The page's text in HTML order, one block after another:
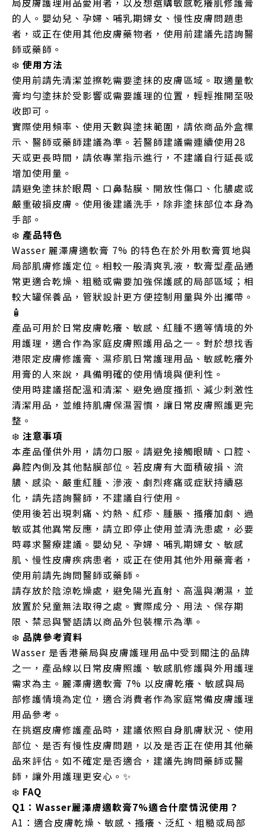
的人。嬰幼兒、孕婦、哺乳期婦女、慢性皮膚問題患
者，或正在使用其他皮膚藥物者，使用前建議先諮詢醫
師或藥師。
❄️ 使用方法
使用前請先清潔並擦乾需要塗抹的皮膚區域。取適量軟
膏均勻塗抹於受影響或需要護理的位置，輕輕推開至吸
收即可。
實際使用頻率、使用天數與塗抹範圍，請依商品外盒標
示、醫師或藥師建議為準。若醫師建議需連續使用28
天或更長時間，請依專業指示進行，不建議自行延長或
增加使用量。
請避免塗抹於眼周、口鼻黏膜、開放性傷口、化膿處或
嚴重破損皮膚。使用後建議洗手，除非塗抹部位本身為
手部。
❄️ 產品特色
Wasser 麗澤膚適軟膏 7% 的特色在於外用軟膏質地與
局部肌膚修護定位。相較一般清爽乳液，軟膏型產品通
常更適合乾燥、粗糙或需要加強保護感的局部區域；相
較大罐保養品，管狀設計更方便控制用量與外出攜帶。
🧴
產品可用於日常皮膚乾癢、敏感、紅腫不適等情境的外
用護理，適合作為家庭皮膚照護用品之一。對於想找香
港限定皮膚修護膏、濕疹肌日常護理用品、敏感乾癢外
用膏的人來說，具備明確的使用情境與便利性。
使用時建議搭配溫和清潔、避免過度搔抓、減少刺激性
清潔用品，並維持肌膚保濕習慣，讓日常皮膚照護更完
整。
❄️ 注意事項
本產品僅供外用，請勿口服。請避免接觸眼睛、口腔、
鼻腔內側及其他黏膜部位。若皮膚有大面積破損、流
膿、感染、嚴重紅腫、滲液、劇烈疼痛或症狀持續惡
化，請先諮詢醫師，不建議自行使用。
使用後若出現刺痛、灼熱、紅疹、腫脹、搔癢加劇、過
敏或其他異常反應，請立即停止使用並清洗患處，必要
時尋求醫療建議。嬰幼兒、孕婦、哺乳期婦女、敏感
肌、慢性皮膚疾病患者，或正在使用其他外用藥膏者，
使用前請先詢問醫師或藥師。
請存放於陰涼乾燥處，避免陽光直射、高溫與潮濕，並
放置於兒童無法取得之處。實際成分、用法、保存期
限、禁忌與警語請以商品外包裝標示為準。
❄️ 品牌參考資料
Wasser 是香港藥局與皮膚護理用品中受到關注的品牌
之一，產品線以日常皮膚照護、敏感肌修護與外用護理
需求為主。麗澤膚適軟膏 7% 以皮膚乾癢、敏感與局
部修護情境為定位，適合消費者作為家庭常備皮膚護理
用品參考。
在挑選皮膚修護產品時，建議依照自身肌膚狀況、使用
部位、是否有慢性皮膚問題，以及是否正在使用其他藥
品來評估。如不確定是否適合，建議先詢問藥師或醫
師，讓外用護理更安心。✨
❄️ FAQ
Q1：Wasser麗澤膚適軟膏7%適合什麼情況使用？
A1：適合皮膚乾燥、敏感、搔癢、泛紅、粗糙或局部